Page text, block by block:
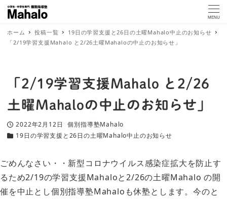
MENU
ホーム 投稿一覧
19日の学習支援と26日の土曜Mahalo中止のお知らせ
「2/19学習支援Mahalo と2/26土曜Mahaloの中止のお知らせ」
「2/19学習支援Mahalo と2/26
土曜Mahaloの中止のお知らせ」
投稿日
2022年2月12日
著
者
個別指導塾Mahalo
カテゴリー
19日の学習支援と26日の土曜Mahalo中止のお知らせ
ごめんなさい・・新型コロナウイルス感染症拡大を防止す
るため2/19の学習支援Mahaloと2/26の土曜Mahalo の開
催を中止とし個別指導塾Mahaloも休塾とします。今のと